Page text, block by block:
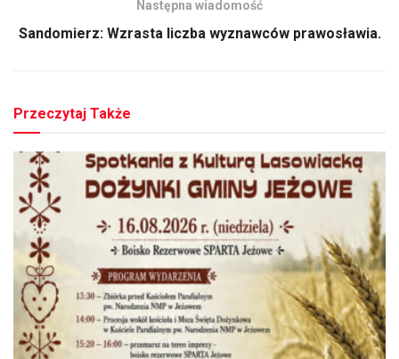
Następna wiadomość
Sandomierz: Wzrasta liczba wyznawców prawosławia.
Przeczytaj Także